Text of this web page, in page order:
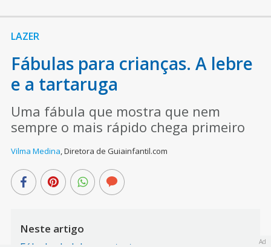
LAZER
Fábulas para crianças. A lebre
e a tartaruga
Uma fábula que mostra que nem
sempre o mais rápido chega primeiro
Vilma Medina,Diretora de Guiainfantil.com
Neste artigo
Ad